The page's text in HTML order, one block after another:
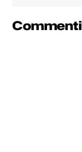
Commenti